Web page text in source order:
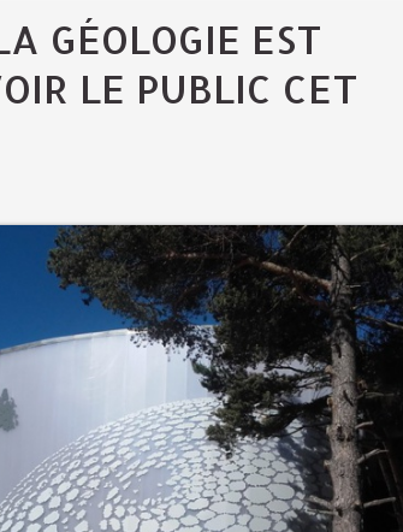
GÉOLOGIE EST
LE PUBLIC CET